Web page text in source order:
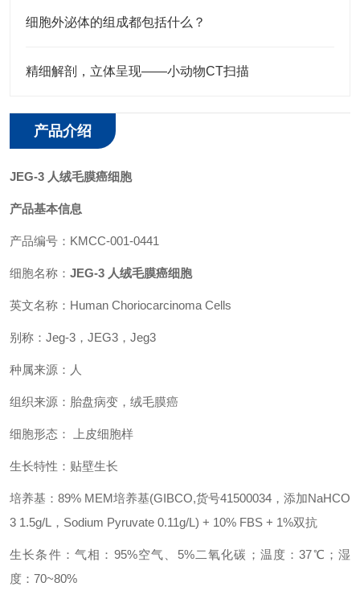
细胞外泌体的组成都包括什么？
精细解剖，立体呈现——小动物CT扫描
产品介绍
JEG-3 人绒毛膜癌细胞
产品基本信息
产品编号：KMCC-001-0441
细胞名称： JEG-3 人绒毛膜癌细胞
英文名称：Human Choriocarcinoma Cells
别称：Jeg-3，JEG3，Jeg3
种属来源：人
组织来源：胎盘病变，绒毛膜癌
细胞形态： 上皮细胞样
生长特性：贴壁生长
培养基：89% MEM培养基(GIBCO,货号41500034，添加NaHCO
3 1.5g/L，Sodium Pyruvate 0.11g/L) + 10% FBS + 1%双抗
生长条件：气相：95%空气、5%二氧化碳；温度：37℃；湿
度：70~80%